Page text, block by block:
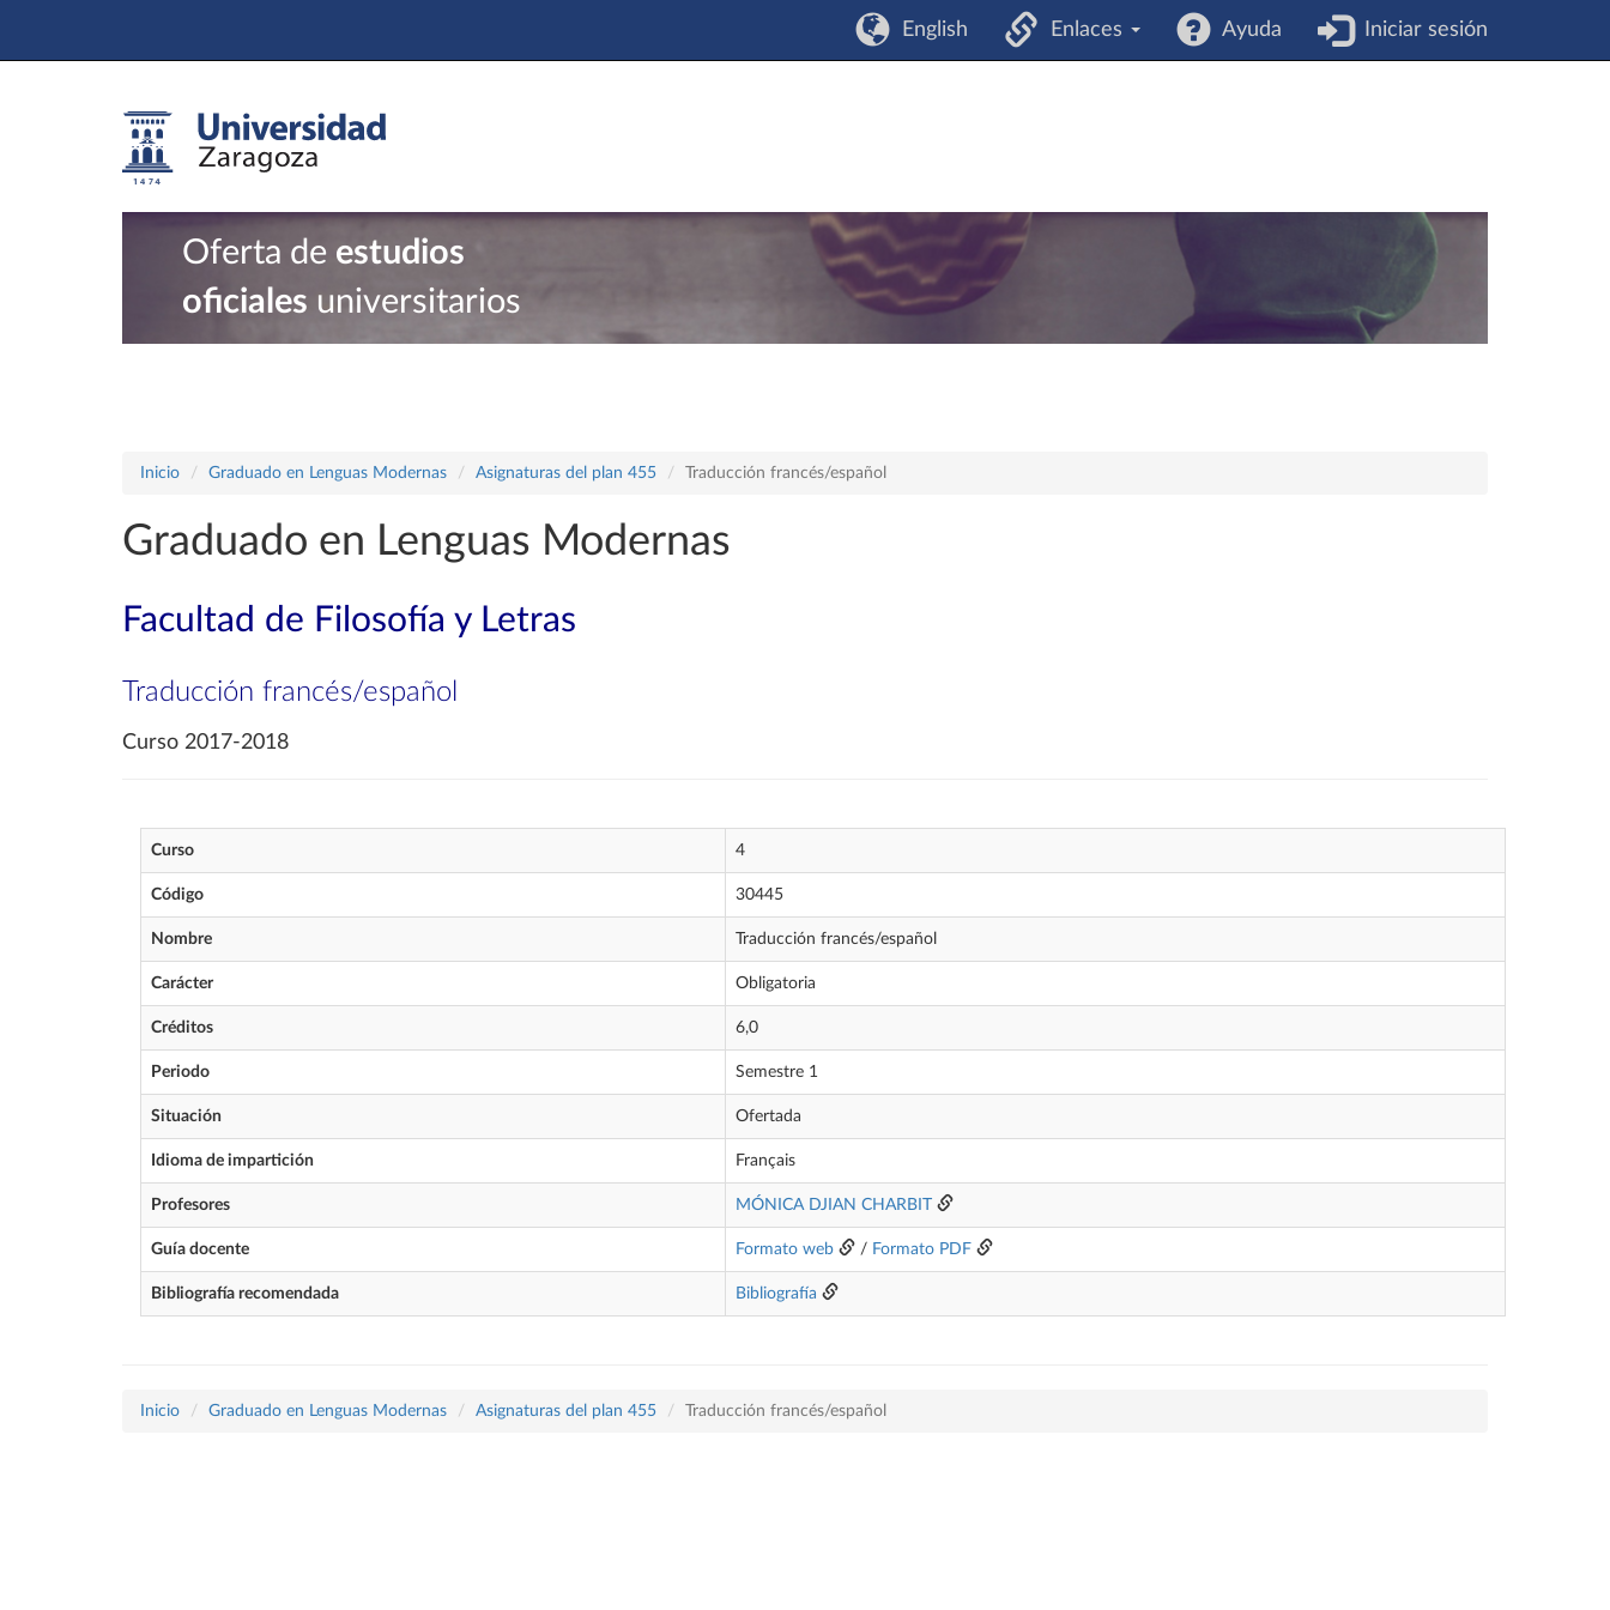
English Enlaces Ayuda Iniciar sesión
Oferta de estudios
oficiales universitarios
Inicio Graduado en Lenguas Modernas Asignaturas del plan 455 Traducción francés/español
Graduado en Lenguas Modernas
Facultad de Filosofía y Letras
Traducción francés/español
Curso 2017-2018
Curso 4
Código 30445
Nombre Traducción francés/español
Carácter Obligatoria
Créditos 6,0
Periodo Semestre 1
Situación Ofertada
Idioma de impartición Français
Profesores MÓNICA DJIAN CHARBIT
Guía docente Formato web / Formato PDF
Bibliografía recomendada Bibliografía
Inicio Graduado en Lenguas Modernas Asignaturas del plan 455 Traducción francés/español